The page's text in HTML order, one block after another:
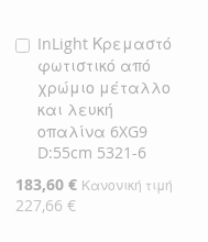
InLight Κρεμαστό
φωτιστικό από
χρώμιο μέταλλο
και λευκή
οπαλίνα 6XG9
D:55cm 5321-6
Ειδική
Τιμή
183,60 € Κανονική τιμή
227,66 €
Προσθήκη
στο
Καλάθι